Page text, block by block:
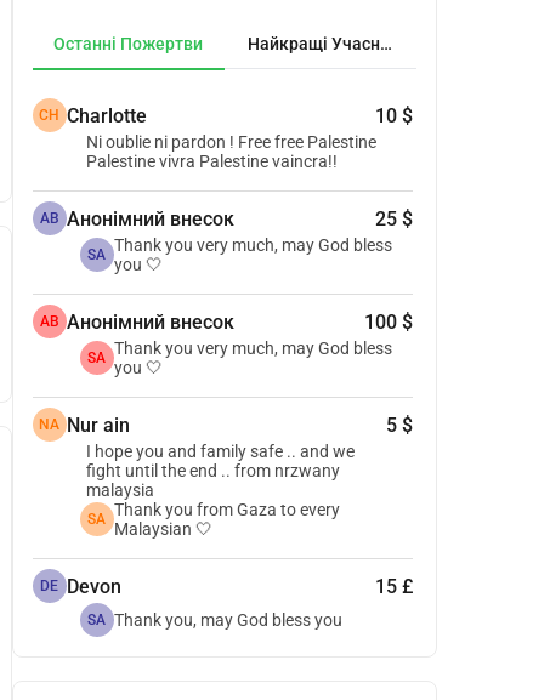
Останні Пожертви Найкращі Учасники
CH Charlotte 10 $
Ni oublie ni pardon ! Free free Palestine
Palestine vivra Palestine vaincra!!
АВ Анонімний внесок 25 $
SA Thank you very much, may God bless
you 🤍
АВ Анонімний внесок 100 $
SA Thank you very much, may God bless
you 🤍
NA Nur ain 5 $
I hope you and family safe .. and we
fight until the end .. from nrzwany
malaysia
SA Thank you from Gaza to every
Malaysian 🤍
DE Devon 15 £
SA Thank you, may God bless you